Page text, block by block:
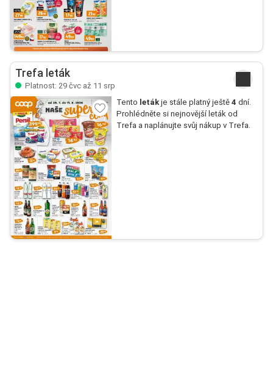
Trefa leták
Platnost: 29 čvc až 11 srp
Tento letákje stále platný ještě 4 dní.
Prohlédněte si nejnovější leták od
Trefa a naplánujte svůj nákup v Trefa.